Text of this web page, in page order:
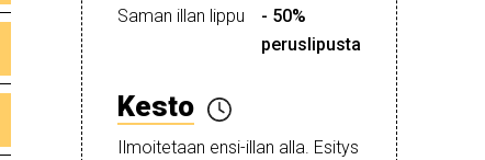
Saman illan lippu
- 50%
peruslipusta
Kesto
Ilmoitetaan ensi-illan alla. Esitys